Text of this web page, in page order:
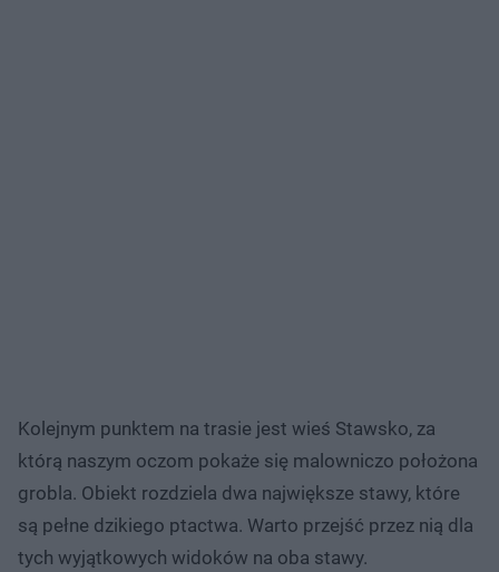
Kolejnym punktem na trasie jest wieś Stawsko, za
którą naszym oczom pokaże się malowniczo położona
grobla. Obiekt rozdziela dwa największe stawy, które
są pełne dzikiego ptactwa. Warto przejść przez nią dla
tych wyjątkowych widoków na oba stawy.